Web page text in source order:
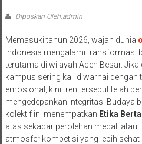
Diposkan Oleh:admin
Memasuki tahun 2026, wajah dunia
Indonesia mengalami transformasi
terutama di wilayah Aceh Besar.
kampus sering kali diwarnai dengan
emosional, kini tren tersebut telah
mengedepankan integritas. Budaya
kolektif ini menempatkan Etika
atas sekadar perolehan medali atau
atmosfer kompetisi yang lebih